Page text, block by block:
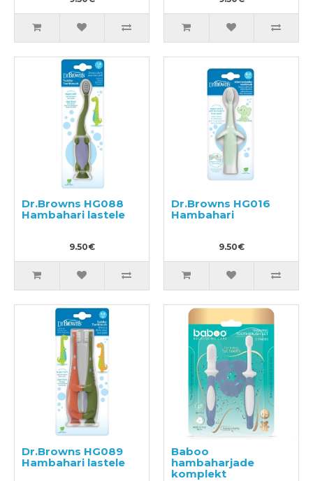
Dr.Browns HG088
Hambahari lastele
9.50€
Dr.Browns HG016
Hambahari
9.50€
Dr.Browns HG089
Hambahari lastele
Baboo
hambaharjade
komplekt